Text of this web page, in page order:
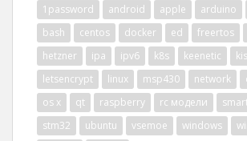
1password android apple arduino
bash
centos docker ed freertos
hetzner
ipa ipv6 k8s keenetic kis
letsencrypt
linux msp430 network
os x
qt raspberry rc модели
stm32
ubuntu vsemoe windows